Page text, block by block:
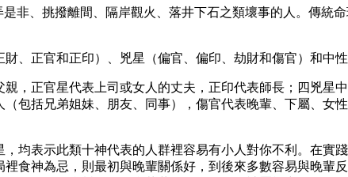
非、挑撥離間、隔岸觀火、落井下石之類壞事的人。傳統
、正官和正印）、兇星（偏官、偏印、劫財和傷官）和中性
，正官星代表上司或女人的丈夫，正印代表師長；四兇星
包括兄弟姐妹、朋友、同事），傷官代表晚輩、下屬、女
均表示此類十神代表的人群裡容易有小人對你不利。在實
食神為忌，則最初與晚輩關係好，到後來多數容易與晚輩